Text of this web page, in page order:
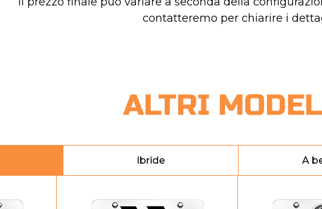
contatteremo per chiarire i
ALTRI
Ibride A